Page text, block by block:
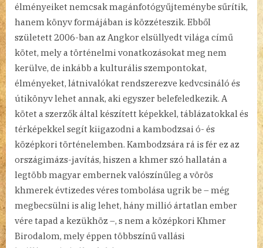
élményeiket nemcsak magánfotógyűjteménybe sűrítik,
hanem könyv formájában is közzéteszik. Ebből
született 2006-ban az Angkor elsüllyedt világa című
kötet, mely a történelmi vonatkozásokat meg nem
kerülve, de inkább a kulturális szempontokat,
élményeket, látnivalókat rendszerezve kedvcsináló és
útikönyv lehet annak, aki egyszer belefeledkezik. A
kötet a szerzők által készített képekkel, táblázatokkal és
térképekkel segít kiigazodni a kambodzsai ó- és
középkori történelemben. Kambodzsára rá is fér ez az
országimázs-javítás, hiszen a khmer szó hallatán a
legtöbb magyar embernek valószínűleg a vörös
khmerek évtizedes véres tombolása ugrik be – még
megbecsülni is alig lehet, hány millió ártatlan ember
vére tapad a kezükhöz –, s nem a középkori Khmer
Birodalom, mely éppen többszínű vallási